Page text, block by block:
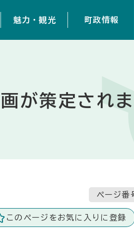
魅力・観光 町政情報
が策定され
ページ番
このページをお気に入りに登録